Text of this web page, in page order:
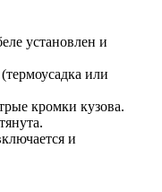
установлен и
или
кромки кузова.
и